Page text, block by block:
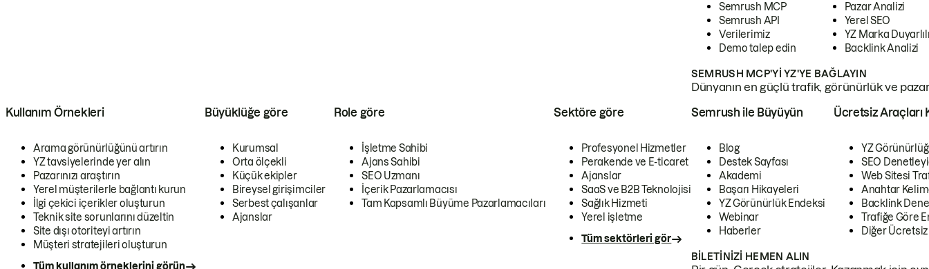
Semrush MCP
Semrush API
Verilerimiz
Demo talep edin
Pazar Analizi
Yerel SEO
YZ Marka
Backlink Analizi
SEMRUSH MCP'YI YZ'YE BAĞLAYIN
Dünyanın en güçlü trafik, görünürlük ve
Kullanım Örnekleri
Arama görünürlüğünü artırın
YZ tavsiyelerinde yer alın
Pazarınızı araştırın
Yerel müşterilerle bağlantı kurun
İlgi çekici içerikler oluşturun
Teknik site sorunlarını düzeltin
Site dışı otoriteyi artırın
Müşteri stratejileri oluşturun
Tüm kullanım örneklerini görün
Büyüklüğe göre
Kurumsal
Orta ölçekli
Küçük ekipler
Bireysel girişimciler
Serbest çalışanlar
Ajanslar
Role göre
İşletme Sahibi
Ajans Sahibi
SEO Uzmanı
İçerik Pazarlamacısı
Tam Kapsamlı Büyüme Pazarlamacıları
Sektöre göre
Profesyonel Hizmetler
Perakende ve E-ticaret
Ajanslar
SaaS ve B2B Teknolojisi
Sağlık Hizmeti
Yerel işletme
Tüm sektörleri gör
Semrush ile Büyüyün
Blog
Destek Sayfası
Akademi
Başarı Hikayeleri
YZ Görünürlük Endeksi
Webinar
Haberler
Ücretsiz Araçları
YZ
SEO
Web Sitesi
Anahtar
Backlink
Trafiğe Göre
Diğer
BILETINIZI HEMEN ALIN